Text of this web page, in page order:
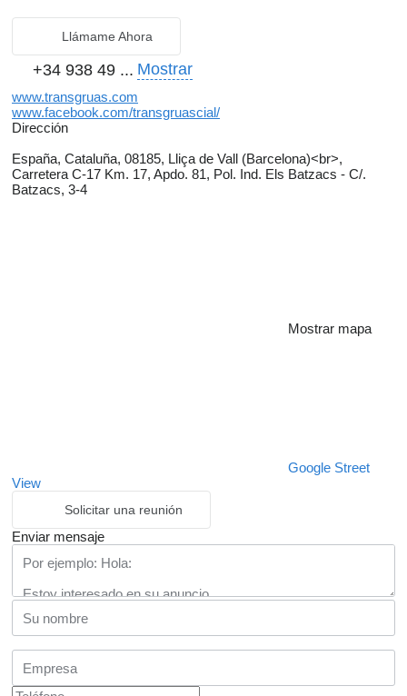
Llámame Ahora
+34 938 49 ... Mostrar
www.transgruas.com
www.facebook.com/transgruascial/
Dirección
España, Cataluña, 08185, Lliça de Vall (Barcelona)<br>,
Carretera C-17 Km. 17, Apdo. 81, Pol. Ind. Els Batzacs - C/.
Batzacs, 3-4
Mostrar mapa
Google Street
View
Solicitar una reunión
Enviar mensaje